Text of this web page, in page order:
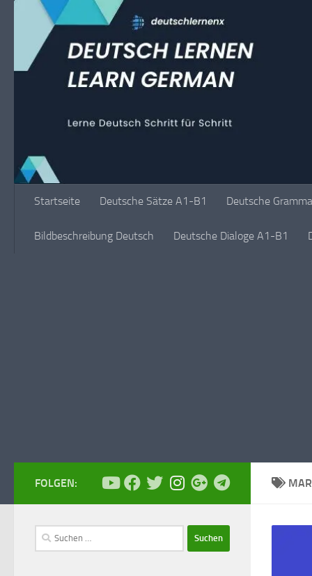
Unter dem Inhalt
Startseite Deutsche Sätze A1-B1 Deutsche
Bildbeschreibung Deutsch Deutsche Dialoge A1-B1
FOLGEN:
Suchen
nach: